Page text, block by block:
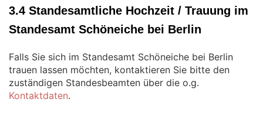
3.4 Standesamtliche Hochzeit / Trauung im
Standesamt Schöneiche bei Berlin
Falls Sie sich im Standesamt Schöneiche bei Berlin
trauen lassen möchten, kontaktieren Sie bitte den
zuständigen Standesbeamten über die o.g.
Kontaktdaten.